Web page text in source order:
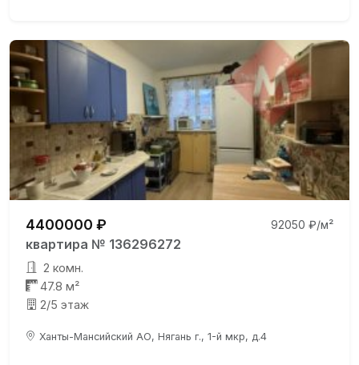
4400000 ₽ 92050 ₽/м²
квартира № 136296272
2 комн.
47.8 м²
2/5 этаж
Ханты-Мансийский АО, Нягань г., 1-й мкр, д.4